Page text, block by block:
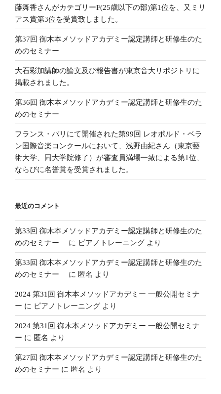
藤舞香さんがカテゴリーF(25歳以下の部)第1位を、又ミリ
アス賞第3位を受賞致しました。
第37回 御木本メソッドアカデミー認定講師と研修生のた
めのセミナー
大石彩加講師の論文及び報告書が東京音大リポジトリに
掲載されました。
第36回 御木本メソッドアカデミー認定講師と研修生のた
めのセミナー
フランス・パリにて開催された第99回 レオポルド・ベラ
ン国際音楽コンクールにおいて、浅野由紀さん（東京藝
術大学、同大学院修了）が審査員満場一致による第1位、
ならびに名誉賞を受賞されました。
最近のコメント
第33回 御木本メソッドアカデミー認定講師と研修生のた
めのセミナー
に ピアノトレーニング より
第33回 御木本メソッドアカデミー認定講師と研修生のた
めのセミナー
に 匿名 より
2024 第31回 御木本メソッドアカデミー 一般公開セミナ
ー に ピアノトレーニング より
2024 第31回 御木本メソッドアカデミー 一般公開セミナ
ー に 匿名 より
第27回 御木本メソッドアカデミー認定講師と研修生のた
めのセミナー に 匿名 より